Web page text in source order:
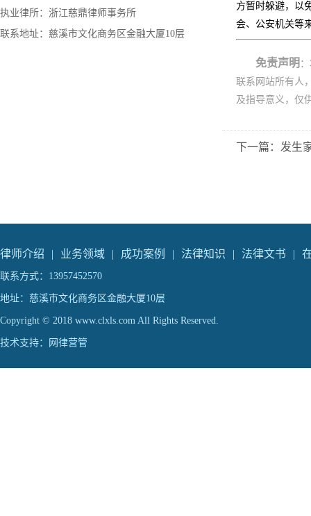
执业律所：浙江慈鼎律师事务所
联系地址：慈溪市文化商务区金融大厦10层
方暂时躲避，以
会、公安机关
免责声明
联系网站所有人
及指导意义，仅
下一篇：发生
律师介绍 | 业务领域 | 成功案例 | 法律知识 | 法律文书 |
联系方式：13957452570
地址：慈溪市文化商务区金融大厦10层
Copyright © 2018 www.clxls.com All Rights Reserved.
技术支持： 网律营管